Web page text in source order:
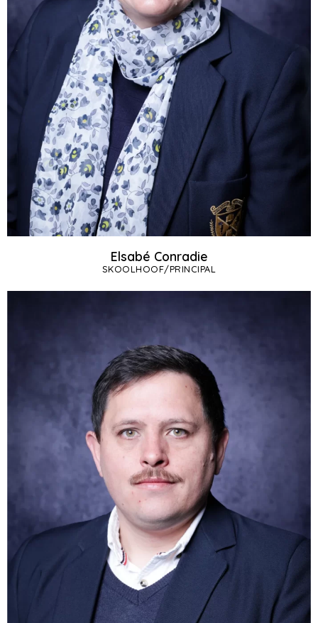
Elsabé Conradie
SKOOLHOOF/PRINCIPAL